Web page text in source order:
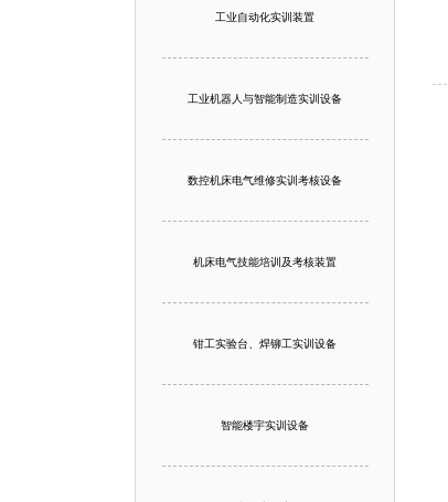
工业自动化实训装置
工业机器人与智能制造实训设备
数控机床电气维修实训考核设备
机床电气技能培训及考核装置
钳工实验台、焊铆工实训设备
智能楼宇实训设备